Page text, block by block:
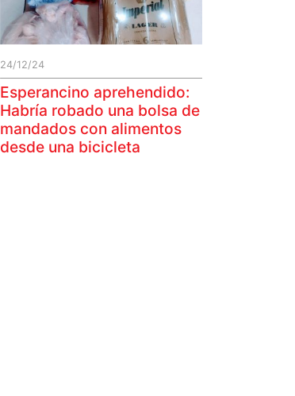
24/12/24
Esperancino aprehendido:
Habría robado una bolsa de
mandados con alimentos
desde una bicicleta